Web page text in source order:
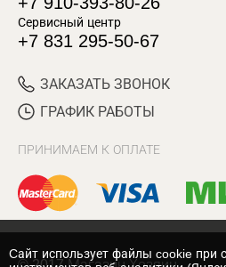
Сервисный центр
+7 831 295-50-67
ЗАКАЗАТЬ ЗВОНОК
ГРАФИК РАБОТЫ
ПРИНИМАЕМ К ОПЛАТЕ
Cайт использует файлы cookie при